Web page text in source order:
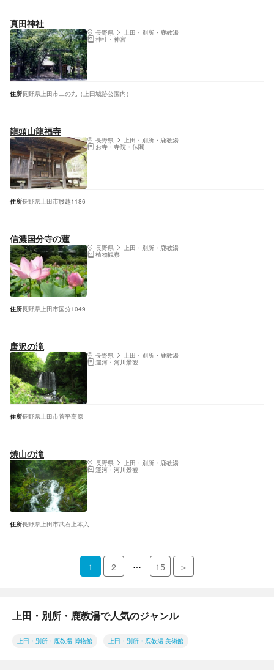
真田神社
長野県 上田・別所・鹿教湯
神社・神宮
住所長野県上田市二の丸（上田城跡公園内）
龍頭山龍福寺
長野県 上田・別所・鹿教湯
お寺・寺院・仏閣
住所長野県上田市腰越1186
信濃国分寺の蓮
長野県 上田・別所・鹿教湯
植物観察
住所長野県上田市国分1049
唐沢の滝
長野県 上田・別所・鹿教湯
運河・河川景観
住所長野県上田市菅平高原
焼山の滝
長野県 上田・別所・鹿教湯
運河・河川景観
住所長野県上田市武石上本入
1 2 … 15 ＞
上田・別所・鹿教湯で人気のジャンル
上田・別所・鹿教湯 博物館 上田・別所・鹿教湯 美術館